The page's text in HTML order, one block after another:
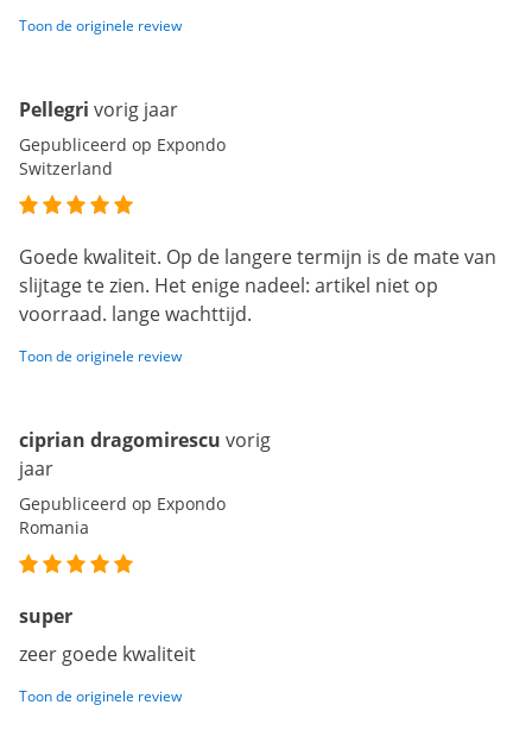
Toon de originele review
Pellegri vorig jaar
Gepubliceerd op Expondo
Switzerland
Goede kwaliteit. Op de langere termijn is de mate van
slijtage te zien. Het enige nadeel: artikel niet op
voorraad. lange wachttijd.
Toon de originele review
ciprian dragomirescu vorig
jaar
Gepubliceerd op Expondo
Romania
super
zeer goede kwaliteit
Toon de originele review